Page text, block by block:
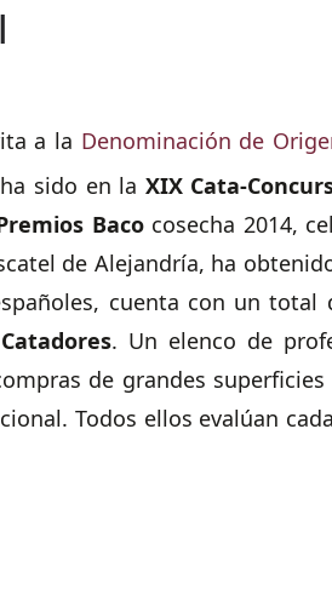
a la Denominación de
sido en la XIX Cata-
Bacocosecha 2014,
de Alejandría, ha
cuenta con un total
. Un elenco de
de grandes
Todos ellos evalúan